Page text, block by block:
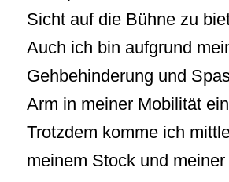
Sicht auf die Bühne zu
Auch ich bin aufgrund
Gehbehinderung und
Arm in meiner Mobilität
Trotzdem komme ich
meinem Stock und